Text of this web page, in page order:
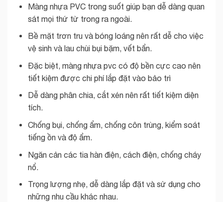
Màng nhựa PVC trong suốt giúp bạn dễ dàng quan
sát mọi thứ từ trong ra ngoài.
Bề mặt trơn tru và bóng loáng nên rất dễ cho việc
vệ sinh và lau chùi bụi bặm, vết bẩn.
Đặc biệt, màng nhựa pvc có độ bền cực cao nên
tiết kiệm được chi phí lắp đặt vào bảo trì
Dễ dàng phân chia, cắt xén nên rất tiết kiệm diện
tích.
Chống bụi, chống ẩm, chống côn trùng, kiểm soát
tiếng ồn và độ ẩm.
Ngăn cản các tia hàn điện, cách điện, chống cháy
nổ.
Trọng lượng nhẹ, dễ dàng lắp đặt và sử dụng cho
những nhu cầu khác nhau.